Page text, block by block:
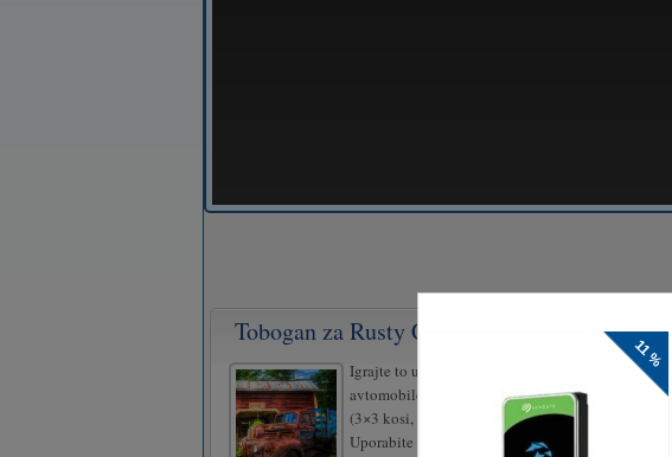
Tobogan za Rusty Cars
Igrajte to uganko z diapozitivi zarjavelih
avtomobilov. Vključuje 3 slike in 3 načine
(3×3 kosi, 4×4 kosi, 5×5 kosi) za igranje.
Uporabite miško za igranje te igre html5.